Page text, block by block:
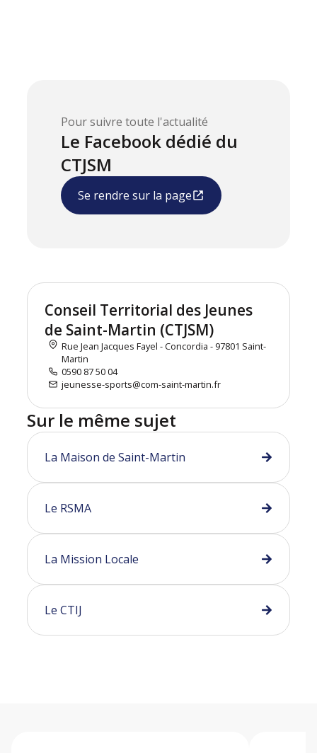
Pour suivre toute l'actualité
Le Facebook dédié du
CTJSM
Se rendre sur la page
Conseil Territorial des Jeunes
de Saint-Martin (CTJSM)
Rue Jean Jacques Fayel - Concordia - 97801 Saint-
Martin
0590 87 50 04
jeunesse-sports@com-saint-martin.fr
Sur le même sujet
La Maison de Saint-Martin
Le RSMA
La Mission Locale
Le CTIJ